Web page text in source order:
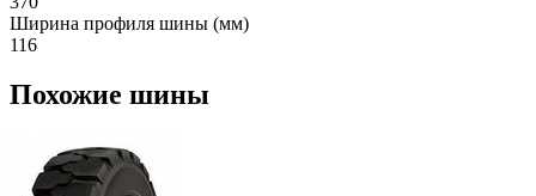
Ширина профиля шины (мм)
116
Похожие шины